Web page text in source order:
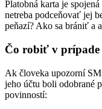
Platobná karta je
netreba podceňovať jej
peňazí? Ako sa brániť a
Čo robiť v prípade
Ak človeka upozorní
jeho účtu boli odobrané
povinností: